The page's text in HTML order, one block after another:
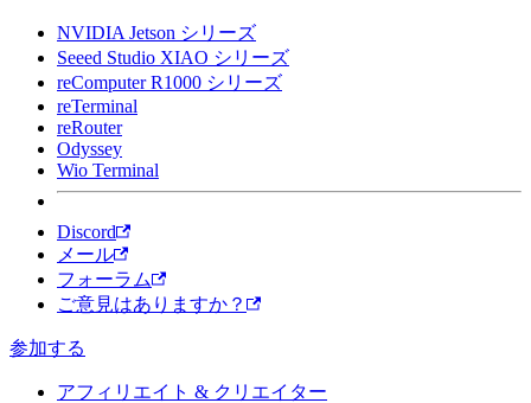
NVIDIA Jetson シリーズ
Seeed Studio XIAO シリーズ
reComputer R1000 シリーズ
reTerminal
reRouter
Odyssey
Wio Terminal
Discord
メール
フォーラム
ご意見はありますか？
参加する
アフィリエイト & クリエイター